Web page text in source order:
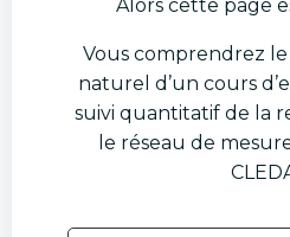
Alors cette page
Vous comprendrez
naturel d’un cours
suivi quantitatif de la
le réseau de